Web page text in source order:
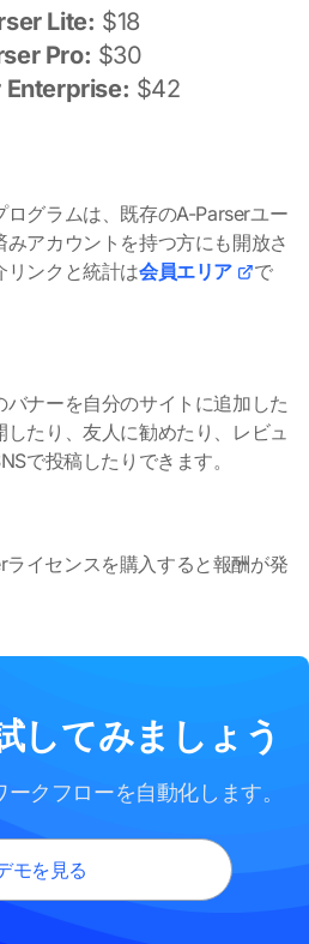
Lite: $18
Pro: $30
$42
ログラムは、既存のA-Parserユー
アカウントを持つ方にも開放さ
リンクと統計は会員エリア
で
バナーを自分のサイトに追加した
したり、友人に勧めたり、レビュ
で投稿したりできます。
イセンスを購入すると報酬が発
してみましょう
クフローを自動化します。
モを見る